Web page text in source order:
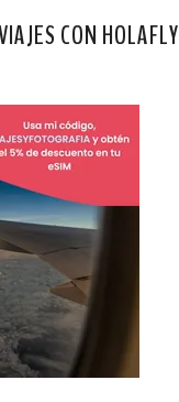
CON HOLAFLY